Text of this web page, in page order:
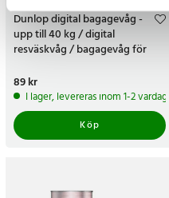
Dunlop digital bagagevåg -
upp till 40 kg / digital
resväskvåg / bagagevåg för
Pris:
89 kr
I lager, levereras inom 1-2 vardagar
Köp